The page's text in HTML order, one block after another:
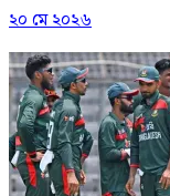
২০ মে ২০২৬